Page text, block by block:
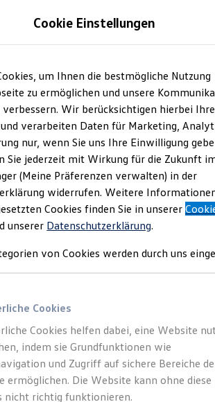
Sondermodelle
Fahrzeuge
Produkte
Marktplatz
und Gebrauchtwagen
Angebote
Leasing
Gebrauchtwagen-Leasing
Leasing
Leasing
Extra. Der
vollelektrische
Cookie Einstellungen
um Ihnen die bestmögliche Nutzung
zu ermöglichen und unsere
Wir berücksichtigen hierbei Ihre
verarbeiten Daten für Marketing,
nur, wenn Sie uns Ihre Einwilligung
Sie jederzeit mit Wirkung für die Zukunft
(Meine Präferenzen verwalten) in der
widerrufen. Weitere
Cookies finden Sie in unserer
unserer Datenschutzerklärung.
von Cookies werden durch uns
Cookies
Cookies helfen dabei, eine Website
indem sie Grundfunktionen wie
und Zugriff auf sichere Bereiche
ermöglichen. Die Website kann ohne diese
nicht richtig funktionieren.